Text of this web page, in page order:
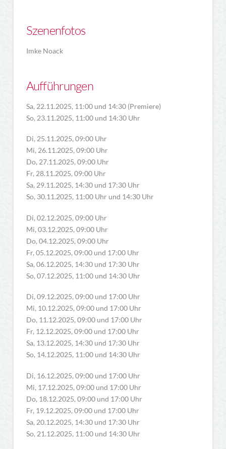
Szenenfotos
Imke Noack
Aufführungen
Sa, 22.11.2025, 11:00 und 14:30 (Premiere)
So, 23.11.2025, 11:00 und 14:30 Uhr
Di, 25.11.2025, 09:00 Uhr
Mi, 26.11.2025, 09:00 Uhr
Do, 27.11.2025, 09:00 Uhr
Fr, 28.11.2025, 09:00 Uhr
Sa, 29.11.2025, 14:30 und 17:30 Uhr
So, 30.11.2025, 11:00 Uhr und 14:30 Uhr
Di, 02.12.2025, 09:00 Uhr
Mi, 03.12.2025, 09:00 Uhr
Do, 04.12.2025, 09:00 Uhr
Fr, 05.12.2025, 09:00 und 17:00 Uhr
Sa, 06.12.2025, 14:30 und 17:30 Uhr
So, 07.12.2025, 11:00 und 14:30 Uhr
Di, 09.12.2025, 09:00 und 17:00 Uhr
Mi, 10.12.2025, 09:00 und 17:00 Uhr
Do, 11.12.2025, 09:00 und 17:00 Uhr
Fr, 12.12.2025, 09:00 und 17:00 Uhr
Sa, 13.12.2025, 14:30 und 17:30 Uhr
So, 14.12.2025, 11:00 und 14:30 Uhr
Di, 16.12.2025, 09:00 und 17:00 Uhr
Mi, 17.12.2025, 09:00 und 17:00 Uhr
Do, 18.12.2025, 09:00 und 17:00 Uhr
Fr, 19.12.2025, 09:00 und 17:00 Uhr
Sa, 20.12.2025, 14:30 und 17:30 Uhr
So, 21.12.2025, 11:00 und 14:30 Uhr